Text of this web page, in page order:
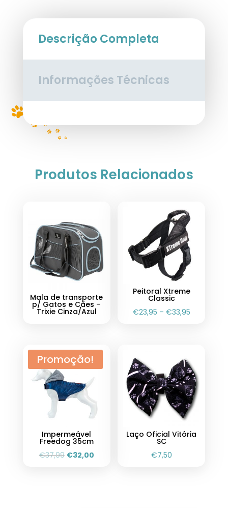
TrendyDescrição Completa
Informações Técnicas
Produtos Relacionados
Mala de transporte
p/ Gatos e Cães –
Trixie Cinza/Azul
Peitoral Xtreme
Classic
€23,95 – €33,95
Promoção!
Impermeável
Freedog 35cm
€37,99 €32,00
Laço Oficial Vitória
SC
€7,50